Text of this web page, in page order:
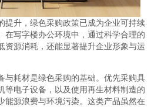
提升，绿色采购政策已成为企业可持续
在写字楼办公环境中，通过科学合理的
资源消耗，还能显著提升企业形象与运
与耗材是绿色采购的基础。优先采购具
等电子设备，以及使用再生材料制造的
能源浪费与环境污染。这类产品虽然在